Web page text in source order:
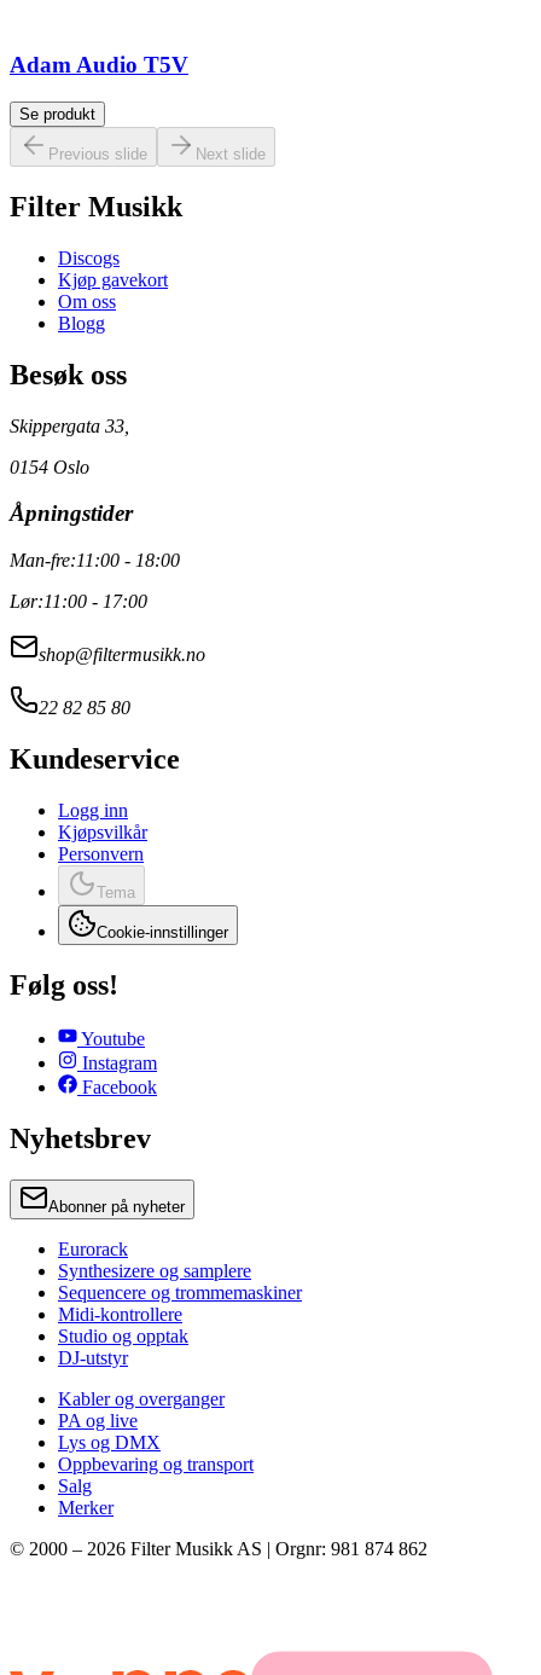
Adam Audio T5V
Se produkt
Previous slide Next slide
Filter Musikk
Discogs
Kjøp gavekort
Om oss
Blogg
Besøk oss
Skippergata 33,
0154 Oslo
Åpningstider
Man-fre:11:00 - 18:00
Lør:11:00 - 17:00
shop@filtermusikk.no
22 82 85 80
Kundeservice
Logg inn
Kjøpsvilkår
Personvern
Tema
Cookie-innstillinger
Følg oss!
Youtube
Instagram
Facebook
Nyhetsbrev
Abonner på nyheter
Eurorack
Synthesizere og samplere
Sequencere og trommemaskiner
Midi-kontrollere
Studio og opptak
DJ-utstyr
Kabler og overganger
PA og live
Lys og DMX
Oppbevaring og transport
Salg
Merker
© 2000 – 2026 Filter Musikk AS | Orgnr: 981 874 862